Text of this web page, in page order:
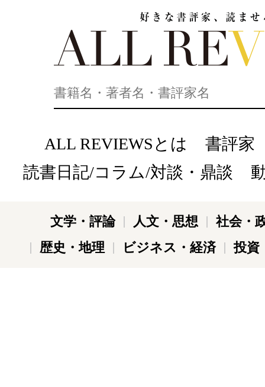
ALL REVIEWSとは
書評家
読書日記/コラム/対談・鼎談
文学・評論 人文・思想
社会・
歴史・地理
ビジネス・経済 投資